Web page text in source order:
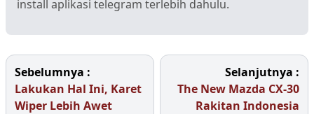
install aplikasi telegram terlebih dahulu.
Sebelumnya :
Lakukan Hal Ini, Karet
Wiper Lebih Awet
Selanjutnya :
The New Mazda CX-30
Rakitan Indonesia